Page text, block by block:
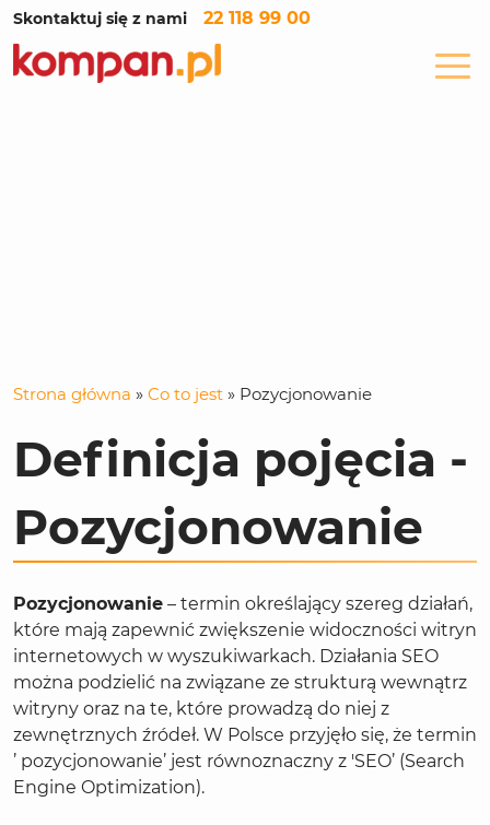
Skontaktuj się z nami 22 118 99 00
Strona główna » Co to jest » Pozycjonowanie
Definicja pojęcia -
Pozycjonowanie
Pozycjonowanie – termin określający szereg działań,
które mają zapewnić zwiększenie widoczności witryn
internetowych w wyszukiwarkach. Działania SEO
można podzielić na związane ze strukturą wewnątrz
witryny oraz na te, które prowadzą do niej z
zewnętrznych źródeł. W Polsce przyjęło się, że termin
’ pozycjonowanie’ jest równoznaczny z 'SEO’ (Search
Engine Optimization).